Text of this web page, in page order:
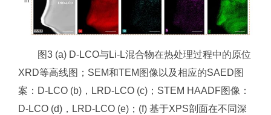
图3 (a) D-LCO与Li-L混合物在热处理过程中的原位
XRD等高线图；SEM和TEM图像以及相应的SAED图
案：D-LCO (b)，LRD-LCO (c)；STEM HAADF图像：
D-LCO (d)，LRD-LCO (e)；(f) 基于XPS剖面在不同深